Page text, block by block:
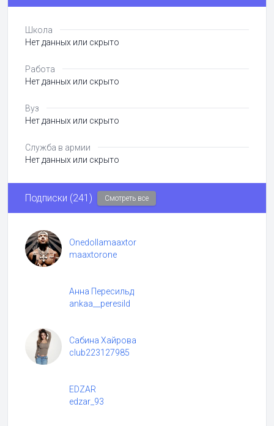
Школа
Нет данных или скрыто
Работа
Нет данных или скрыто
Вуз
Нет данных или скрыто
Служба в армии
Нет данных или скрыто
Подписки (241) Смотреть все
Onedollamaaxtor
maaxtorone
Анна Пересильд
ankaa__peresild
Сабина Хайрова
club223127985
EDZAR
edzar_93